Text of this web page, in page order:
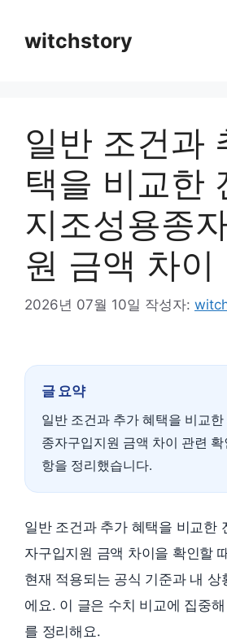
witchstory
일반 조건과
택을 비교한
지조성용종
원 금액 차이
2026년 07월 10일 작성자:
글 요약
일반 조건과 추가 혜택을 비교
종자구입지원 금액 차이 관련
항을 정리했습니다.
일반 조건과 추가 혜택을 비교한
자구입지원 금액 차이을 확인할
현재 적용되는 공식 기준과 내 상
에요. 이 글은 수치 비교에 집중
를 정리해요.